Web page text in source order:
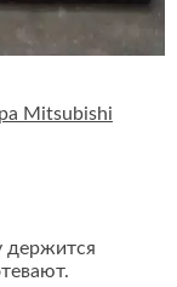
Mitsubishi
держится